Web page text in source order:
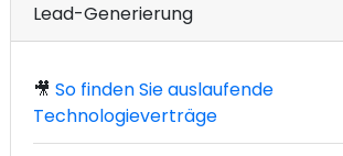
Lead-Generierung
🎥 So finden Sie auslaufende
Technologieverträge